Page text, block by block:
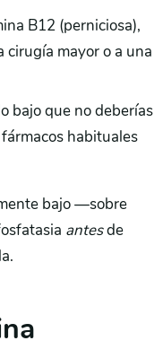
B12 (perniciosa),
cirugía mayor o a una
bajo que no deberías
habituales
bajo —sobre
antesde